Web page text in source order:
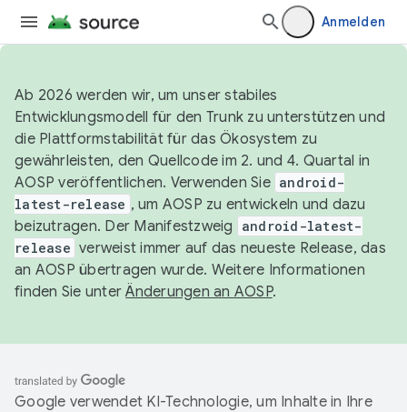
Anmelden
Ab 2026 werden wir, um unser stabiles
Entwicklungsmodell für den Trunk zu unterstützen und
die Plattformstabilität für das Ökosystem zu
gewährleisten, den Quellcode im 2. und 4. Quartal in
AOSP veröffentlichen. Verwenden Sie android-
latest-release , um AOSP zu entwickeln und dazu
beizutragen. Der Manifestzweig
android-latest-
release verweist immer auf das neueste Release, das
an AOSP übertragen wurde. Weitere Informationen
finden Sie unterÄnderungen an AOSP.
Google verwendet KI-Technologie, um Inhalte in Ihre